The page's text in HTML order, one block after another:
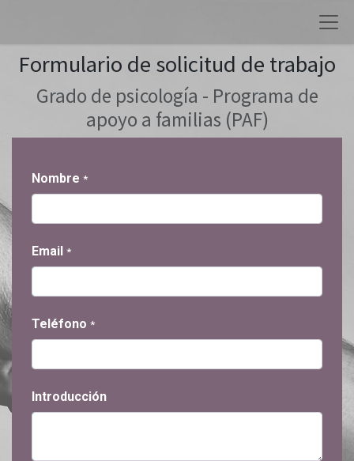
Formulario de solicitud de trabajo
Grado de psicología - Programa de
apoyo a familias (PAF)
Nombre *
Email *
Teléfono *
Introducción